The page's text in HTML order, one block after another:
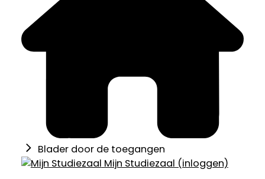
Blader door de toegangen
Mijn Studiezaal (inloggen)